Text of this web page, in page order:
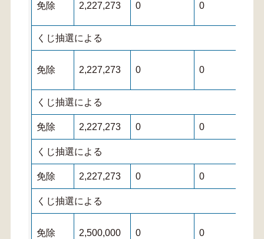
免除 2,227,273 0 0
くじ抽選による
免除 2,227,273 0 0
くじ抽選による
免除 2,227,273 0 0
くじ抽選による
免除 2,227,273 0 0
くじ抽選による
免除 2,500,000 0 0